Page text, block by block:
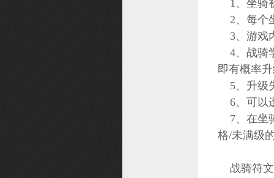
1、坐骑
2、每个
3、游戏
4、战骑
即有概率
5、升级
6、可以
7、在坐
格/未满级
战骑符